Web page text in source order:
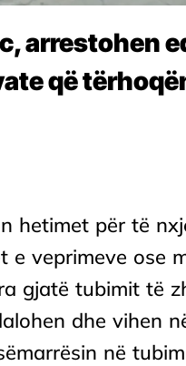
arrestohen
që
hetimet për të
e veprimeve ose
gjatë tubimit të
dhe vihen
në